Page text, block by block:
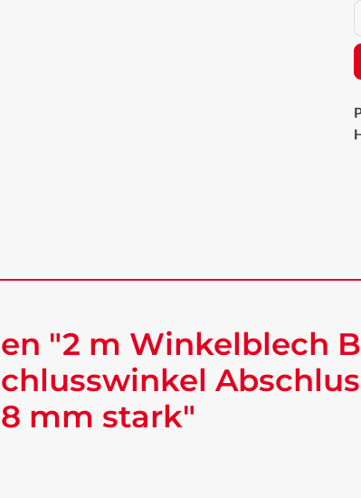
"2 m Winkelblech
mm stark"